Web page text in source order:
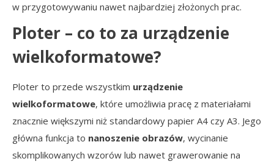
w przygotowywaniu nawet najbardziej złożonych prac.
Ploter – co to za urządzenie
wielkoformatowe?
Ploter to przede wszystkim urządzenie
wielkoformatowe, które umożliwia pracę z materiałami
znacznie większymi niż standardowy papier A4 czy A3. Jego
główna funkcja to nanoszenie obrazów, wycinanie
skomplikowanych wzorów lub nawet grawerowanie na